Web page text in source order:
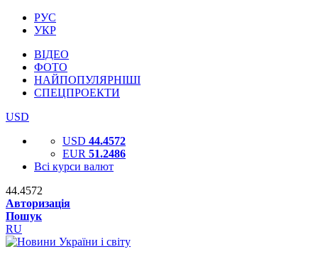
РУС
УКР
ВІДЕО
ФОТО
НАЙПОПУЛЯРНІШІ
СПЕЦПРОЕКТИ
USD
USD 44.4572
EUR 51.2486
Всі курси валют
44.4572
Авторизація
Пошук
RU